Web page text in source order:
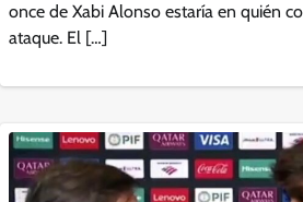
once de Xabi Alonso estaría en quién
ataque. El […]